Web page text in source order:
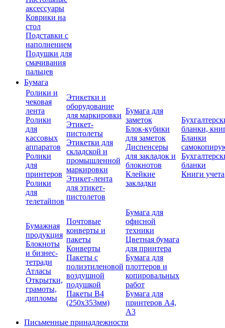
аксессуары
Коврики на
стол
Подставки с
наполнением
Подушки для
смачивания
пальцев
Бумага
Ролики и
чековая
лента
Ролики
для
кассовых
аппаратов
Ролики
для
принтеров
Ролики
для
телетайпов
Этикетки и
оборудование
для маркировки
Этикет-
пистолеты
Этикетки для
складской и
промышленной
маркировки
Этикет-лента
для этикет-
пистолетов
Бумага для
заметок
Блок-кубики
для заметок
Диспенсеры
для закладок и
блокнотов
Клейкие
закладки
бланки,
Бланки
бланки
Книги учета
Бумажная
продукция
Блокноты
и бизнес-
тетради
Атласы
Открытки,
грамоты,
дипломы
Почтовые
конверты и
пакеты
Конверты
Пакеты с
полиэтиленовой
воздушной
подушкой
Пакеты В4
(250х353мм)
Бумага для
офисной
техники
Цветная бумага
для принтера
Бумага для
плоттеров и
копировальных
работ
Бумага для
принтеров А4,
А3
Письменные принадлежности